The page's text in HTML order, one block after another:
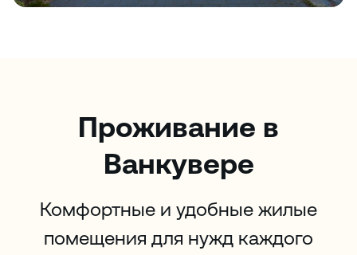
Проживание в
Ванкувере
Комфортные и удобные жилые
помещения для нужд каждого